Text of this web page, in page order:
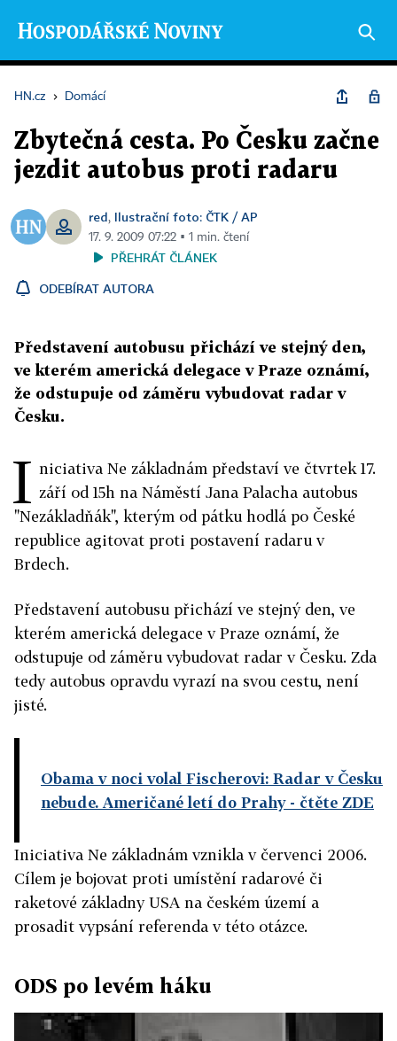
HN.cz › Domácí
Zbytečná cesta. Po Česku začne
jezdit autobus proti radaru
red, Ilustrační foto: ČTK / AP
17. 9. 2009 07:22 ▪ 1 min. čtení
PŘEHRÁT ČLÁNEK
ODEBÍRAT AUTORA
Představení autobusu přichází ve stejný den,
ve kterém americká delegace v Praze oznámí,
že odstupuje od záměru vybudovat radar v
Česku.
I niciativa Ne základnám představí ve čtvrtek 17.
září od 15h na Náměstí Jana Palacha autobus
"Nezákladňák", kterým od pátku hodlá po České
republice agitovat proti postavení radaru v
Brdech.
Představení autobusu přichází ve stejný den, ve
kterém americká delegace v Praze oznámí, že
odstupuje od záměru vybudovat radar v Česku. Zda
tedy autobus opravdu vyrazí na svou cestu, není
jisté.
Obama v noci volal Fischerovi: Radar v Česku
nebude. Američané letí do Prahy- čtěte ZDE
Iniciativa Ne základnám vznikla v červenci 2006.
Cílem je bojovat proti umístění radarové či
raketové základny USA na českém území a
prosadit vypsání referenda v této otázce.
ODS po levém háku